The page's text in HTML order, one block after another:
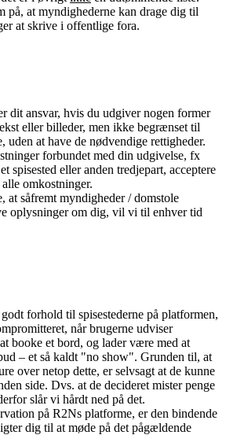
at myndighederne kan drage dig til
at skrive i offentlige fora.
dit ansvar, hvis du udgiver nogen former
eller billeder, men ikke begrænset til
uden at have de nødvendige rettigheder.
forbundet med din udgivelse, fx
spisested eller anden tredjepart, acceptere
omkostninger.
at såfremt myndigheder / domstole
oplysninger om dig, vil vi til enhver tid
forhold til spisestederne på platformen,
når brugerne udviser
booke et bord, og lader være med at
– et så kaldt "no show". Grunden til, at
over netop dette, er selvsagt at de kunne
side. Dvs. at de decideret mister penge
slår vi hårdt ned på det.
på R2Ns platforme, er den bindende
dig til at møde på det pågældende